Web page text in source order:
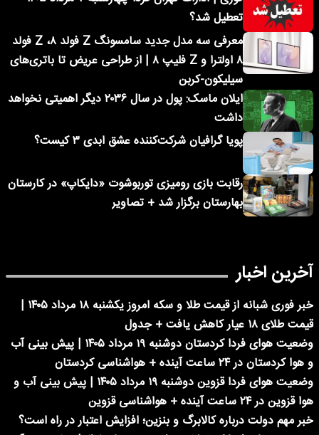
تعطیل شد؟
معرفی سه مدل جدید سامسونگ Z فولد ۸، Z فولد
۸ اولترا و Z فلیپ ۸ | از طراحی عریض تا باتری‌های
سیلیکون-کربن
ایلان ماسک: پول در سال ۲۰۳۶ دیگر اهمیتی نخواهد
داشت
پویا گرافیان شرکت‌کننده عشق ابدی ۳ کیست؟
رقابت بازی رومیزی توربوشوت «دایکاپ» در کارستان
بهارستان برگزار شد + تصاویر
آخرین اخبار
خبر فوری شبانه از قیمت طلا و سکه امروز یکشنبه ۱۸ مرداد ۱۴۰۵ |
قیمت طلای ۱۸ عیار کاهش یافت + جدول
وضعیت هوای فردا کردستان دوشنبه ۱۹ مرداد ۱۴۰۵ | پیش بینی آب
و هوا کردستان در ۲۴ ساعت آینده + هواشناسی کردستان
وضعیت هوای فردا قزوین دوشنبه ۱۹ مرداد ۱۴۰۵ | پیش بینی آب و
هوا قزوین در ۲۴ ساعت آینده + هواشناسی قزوین
خبر مهم دولت درباره کالابرگ و بنزین؛ افزایش اعتبار در راه است؟